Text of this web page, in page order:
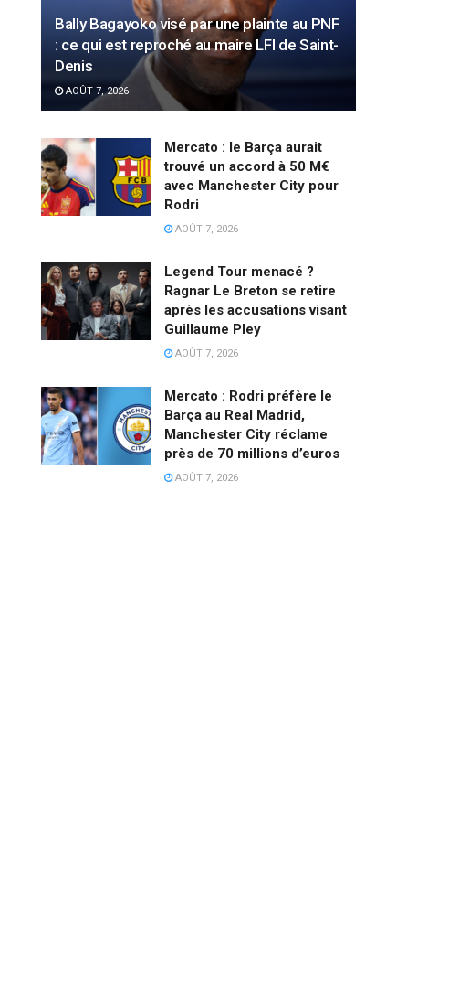
Bally Bagayoko visé par une plainte au PNF
: ce qui est reproché au maire LFI de Saint-
Denis
AOÛT 7, 2026
Mercato : le Barça aurait
trouvé un accord à 50 M€
avec Manchester City pour
Rodri
AOÛT 7, 2026
Legend Tour menacé ?
Ragnar Le Breton se retire
après les accusations visant
Guillaume Pley
AOÛT 7, 2026
Mercato : Rodri préfère le
Barça au Real Madrid,
Manchester City réclame
près de 70 millions d’euros
AOÛT 7, 2026